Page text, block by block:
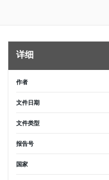
详细
作者
文件日期
文件类型
报告号
国家